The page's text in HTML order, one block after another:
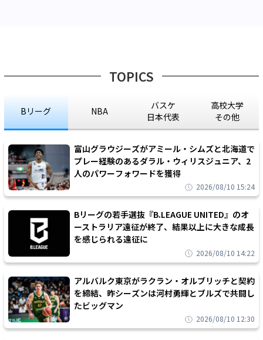
TOPICS
Bリーグ NBA
バスケ
日本代表
高校大学
その他
富山グラウジーズがアミール・シムズと北海道で
プレー経験のあるダラル・ウィリスジュニア、2
人のパワーフォワードを獲得
2026/08/10 15:24
Bリーグの若手選抜『B.LEAGUE UNITED』のオ
ーストラリア遠征が終了、結果以上に大きな成長
を感じられる遠征に
2026/08/10 14:22
アルバルク東京がラクラン・オルブリッチと契約
を締結、昨シーズンは河村勇輝とブルズで共闘し
たビッグマン
2026/08/10 12:30